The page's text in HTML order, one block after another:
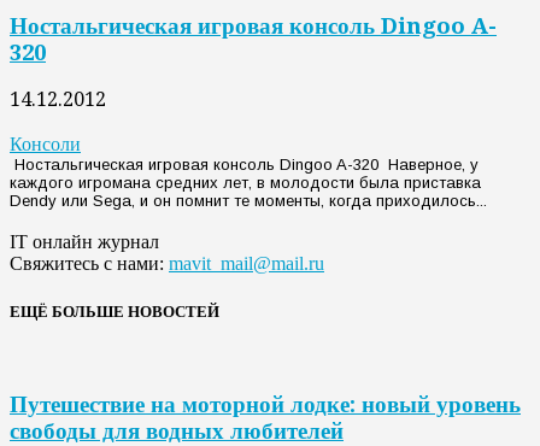
Ностальгическая игровая консоль Dingoo A-
320
14.12.2012
Консоли
Ностальгическая игровая консоль Dingoo A-320 Наверное, у
каждого игромана средних лет, в молодости была приставка
Dendy или Sega, и он помнит те моменты, когда приходилось...
IT онлайн журнал
Свяжитесь с нами: mavit_mail@mail.ru
ЕЩЁ БОЛЬШЕ НОВОСТЕЙ
Путешествие на моторной лодке: новый уровень
свободы для водных любителей